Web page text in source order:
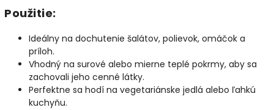
Použitie:
Ideálny na dochutenie šalátov, polievok, omáčok a
príloh.
Vhodný na surové alebo mierne teplé pokrmy, aby sa
zachovali jeho cenné látky.
Perfektne sa hodí na vegetariánske jedlá alebo ľahkú
kuchyňu.